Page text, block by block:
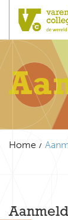
Home